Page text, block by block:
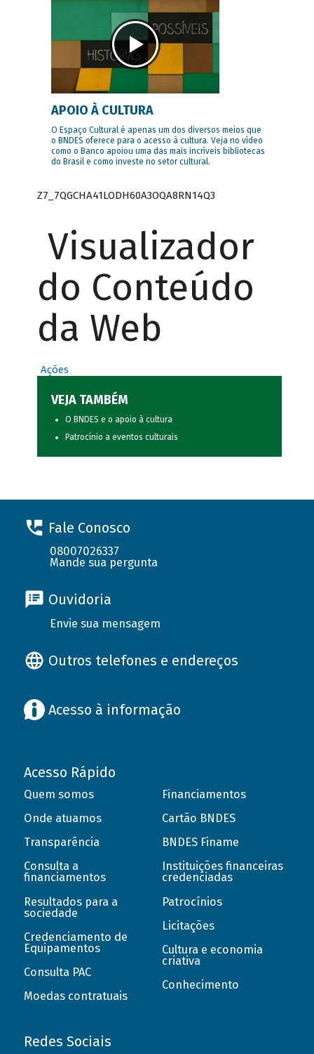
APOIO À CULTURA
O Espaço Cultural é apenas um dos diversos meios que
o BNDES oferece para o acesso à cultura. Veja no vídeo
como o Banco apoiou uma das mais incríveis bibliotecas
do Brasil e como investe no setor cultural.
Z7_7QGCHA41LODH60A3OQA8RN14Q3
Visualizador
do Conteúdo
da Web
Ações
VEJA TAMBÉM
O BNDES e o apoio à cultura
Patrocínio a eventos culturais
Fale Conosco
08007026337
Mande sua pergunta
Ouvidoria
Envie sua mensagem
Outros telefones e endereços
Acesso à informação
Acesso Rápido
Quem somos
Onde atuamos
Transparência
Consulta a
financiamentos
Resultados para a
sociedade
Credenciamento de
Equipamentos
Consulta PAC
Moedas contratuais
Financiamentos
Cartão BNDES
BNDES Finame
Instituições financeiras
credenciadas
Patrocínios
Licitações
Cultura e economia
criativa
Conhecimento
Redes Sociais